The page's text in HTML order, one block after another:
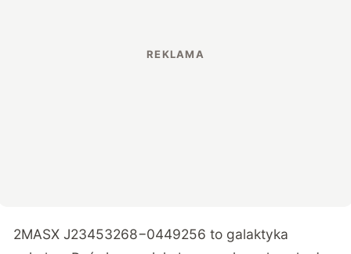
2MASX J23453268−0449256 to galaktyka